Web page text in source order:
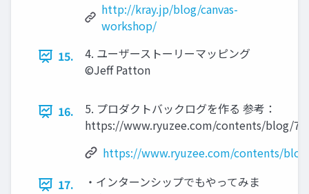
http://kray.jp/blog/canvas-
workshop/
15.
4. ユーザーストーリーマッピング
©Jeff Patton
16.
5. プロダクトバックログを作る 参考：
https://www.ryuzee.com/contents/blog/
https://www.ryuzee.com/contents/
17.
・インターンシップでもやってみま